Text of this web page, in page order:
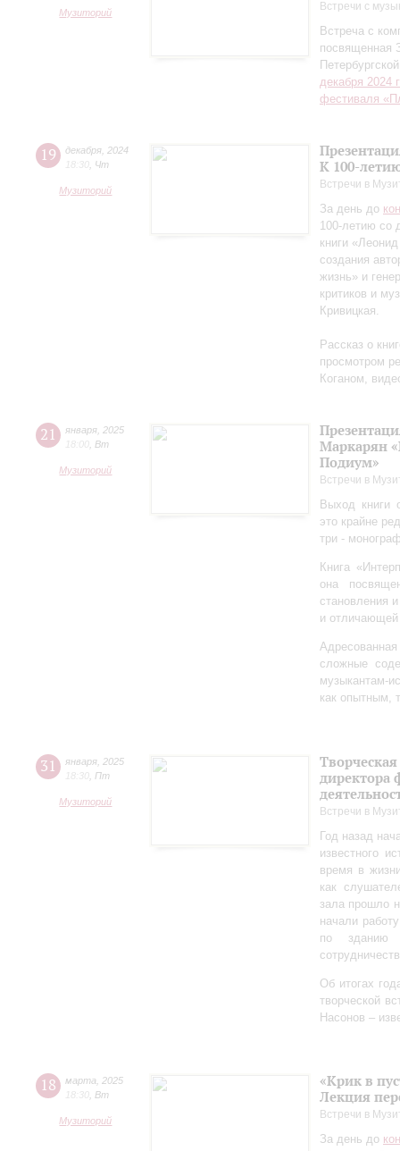
Музиторий Встречи с
Встреча с
посвященная
декабря 2024
фестиваля
19 декабря 2024
18:30 Чт
Музиторий
К 100-
Встречи в
За день до
100-летию со
книги
создания
жизнь» и
критиков и
Кривицкая.
Рассказ о
просмотром
Коганом,
21 января 2025
18:00 Вт
Музиторий
Маркарян
Подиум»
Встречи в
Выход книги
это крайне
три -
Книга
она
становления
и отличающей
сложные
музыкантам-
как опытным,
31 января 2025
18:30 Пт
Музиторий
директора
Встречи в
Год назад
известного
время в
как
зала прошло
начали
по зданию
Об итогах
творческой
Насонов –
18 марта
2025
18:30 Вт
Музиторий
«Крик в
Лекция
Встречи в
За день до